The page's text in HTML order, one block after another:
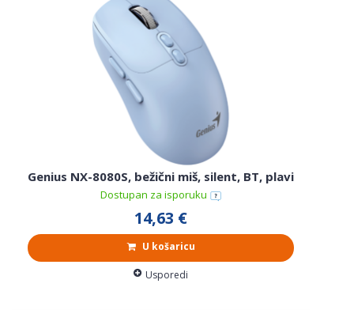
Genius NX-8080S, bežični miš, silent, BT, plavi
Dostupan za isporuku
14,63 €
U košaricu
Usporedi